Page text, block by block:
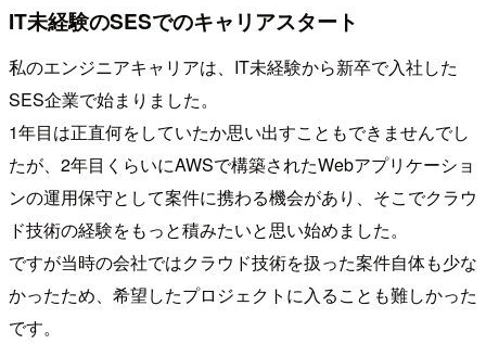
IT未経験のSESでのキャリアスタート
私のエンジニアキャリアは、IT未経験から新卒で入社した
SES企業で始まりました。
1年目は正直何をしていたか思い出すこともできませんでし
たが、2年目くらいにAWSで構築されたWebアプリケーショ
ンの運用保守として案件に携わる機会があり、そこでクラウ
ド技術の経験をもっと積みたいと思い始めました。
ですが当時の会社ではクラウド技術を扱った案件自体も少な
かったため、希望したプロジェクトに入ることも難しかった
です。